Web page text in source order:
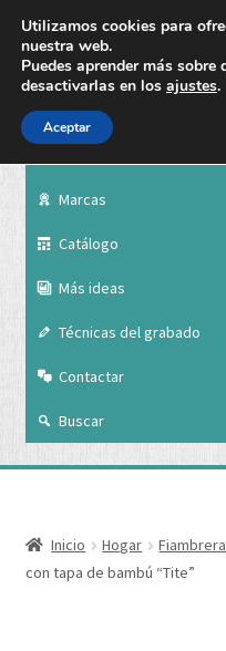
Marcas
Catálogo
Más ideas
Técnicas del grabado
Contactar
Buscar
Nuestra empresa
Catálogo
Inicio Hogar
con tapa de bambú “Tite”
Utilizamos cookies para
nuestra web.
Puedes aprender más
desactivarlas en los ajustes.
Aceptar